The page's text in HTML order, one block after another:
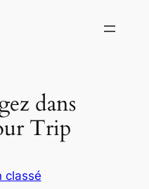
dans
Trip
classé